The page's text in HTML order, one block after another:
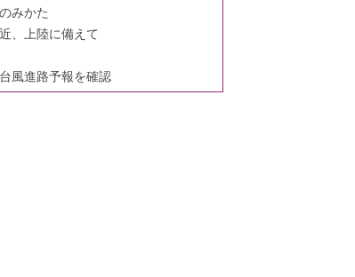
みかた
、上陸に備えて
風進路予報を確認